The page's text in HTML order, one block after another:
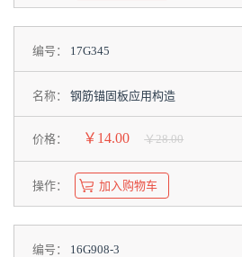
编号： 17G345
名称： 钢筋锚固板应用构造
价格： ￥14.00 ￥28.00
操作： 加入购物车
编号： 16G908-3